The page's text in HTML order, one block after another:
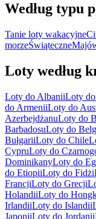
Według typu
Tanie loty wakacyjne
morzeŚwiąteczne
Loty według
Loty do AlbaniiLoty
do ArmeniiLoty do
AzerbejdżanuLoty do
BarbadosuLoty do
BułgariiLoty do Chile
CypruLoty do
DominikanyLoty do
do EtiopiiLoty do Fidżi
FrancjiLoty do Grecji
HolandiiLoty do
IrlandiiLoty do Islandii
JaponiiLoty do Jordanii